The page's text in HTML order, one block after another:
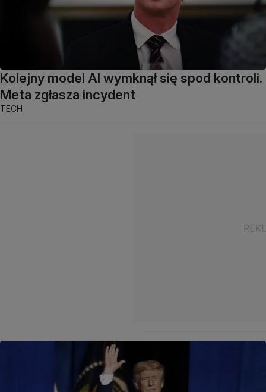
Kolejny model AI wymknął się spod kontroli.
Meta zgłasza incydent
TECH